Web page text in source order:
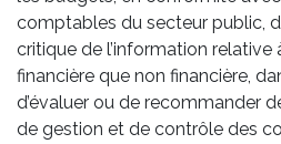
comptables du secteur public,
critique de l’information
financière que non financière,
d’évaluer ou de recommander
de gestion et de contrôle des